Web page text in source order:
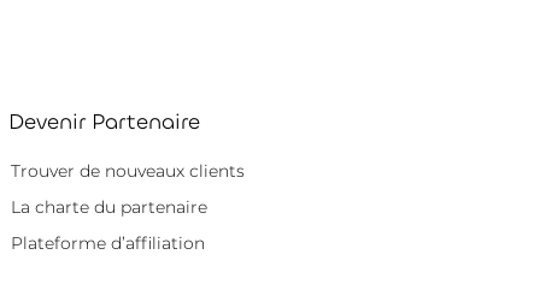
Devenir Partenaire
Trouver de nouveaux clients
La charte du partenaire
Plateforme d’affiliation